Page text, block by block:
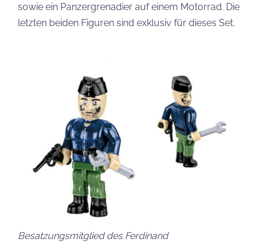
sowie ein Panzergrenadier auf einem Motorrad. Die
letzten beiden Figuren sind exklusiv für dieses Set.
Besatzungsmitglied des Ferdinand